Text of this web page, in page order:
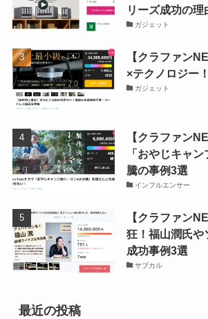
リーズ成功の理
ガジェット
【クラファン
×テクノロジー
ガジェット
【クラファン
「おやじキャ
騰の事例3選
インフルエンサー
【クラファン
狂！福山潤氏や
成功事例3選
サブカル
最近の投稿